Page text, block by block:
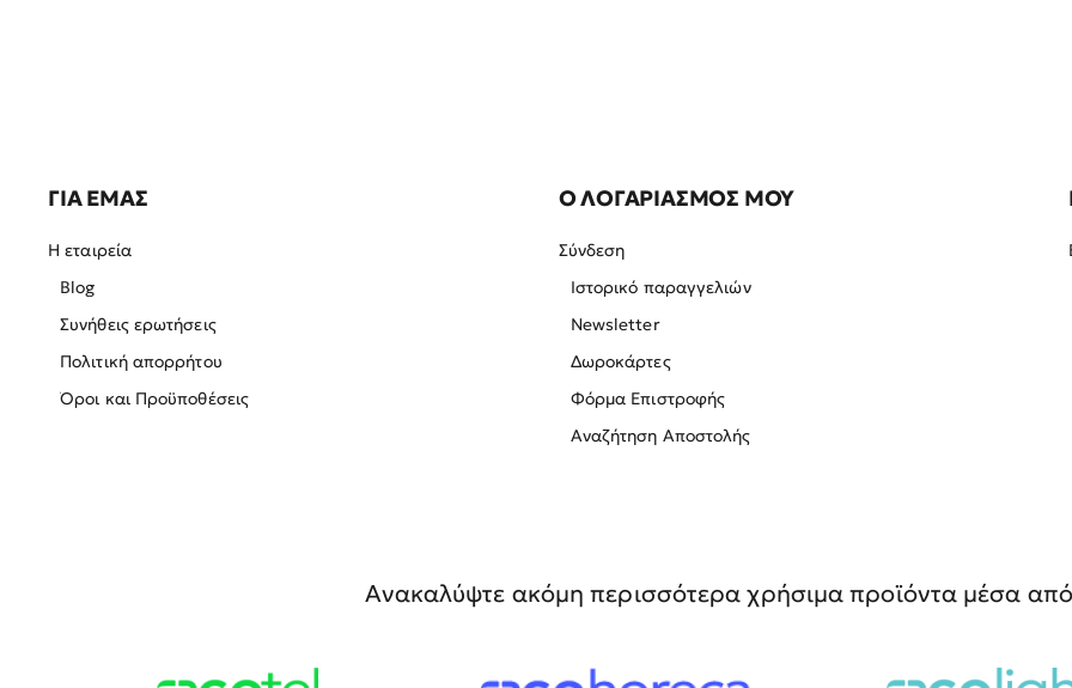
ΓΙΑ ΕΜΑΣ
Η εταιρεία
Blog
Συνήθεις ερωτήσεις
Πολιτική απορρήτου
Όροι και Προϋποθέσεις
Ο ΛΟΓΑΡΙΑΣΜΟΣ ΜΟΥ
Σύνδεση
Ιστορικό παραγγελιών
Newsletter
Δωροκάρτες
Φόρμα Επιστροφής
Αναζήτηση Αποστολής
Ανακαλύψτε ακόμη περισσότερα χρήσιμα προϊόντα μέσα